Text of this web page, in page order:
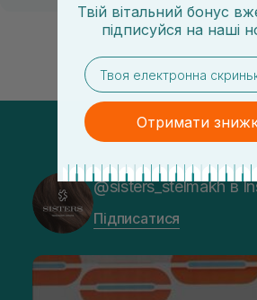
@sisters_stelmakh в
Підписатися
Твій вітальний бонус
підписуйся на наші
email
Отримати